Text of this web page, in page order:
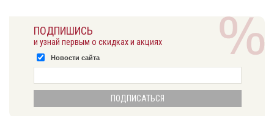
ПОДПИШИСЬ
и узнай первым о скидках и акциях
Новости сайта